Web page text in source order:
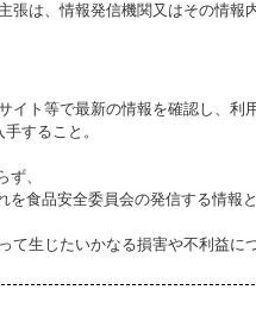
は、情報発信機関又はその情報
ト等で最新の情報を確認し、利
すること。
、
品安全委員会の発信する情報
生じたいかなる損害や不利益に